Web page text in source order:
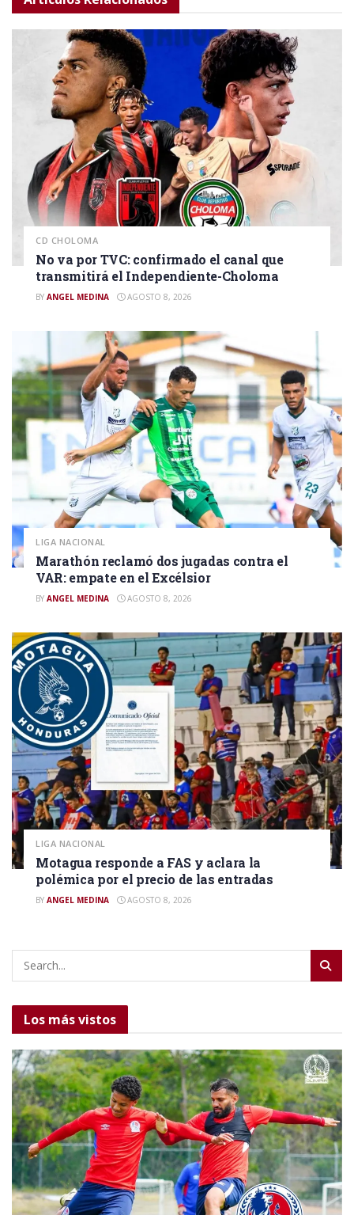
CD CHOLOMA
No va por TVC: confirmado el canal que
transmitirá el Independiente-Choloma
BY ANGEL MEDINA AGOSTO 8, 2026
LIGA NACIONAL
Marathón reclamó dos jugadas contra el
VAR: empate en el Excélsior
BY ANGEL MEDINA AGOSTO 8, 2026
LIGA NACIONAL
Motagua responde a FAS y aclara la
polémica por el precio de las entradas
BY ANGEL MEDINA AGOSTO 8, 2026
Los más vistos